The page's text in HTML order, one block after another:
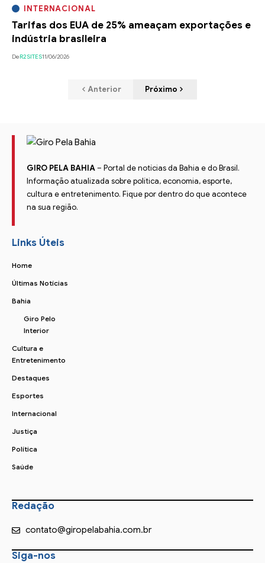
INTERNACIONAL
Tarifas dos EUA de 25% ameaçam exportações e
indústria brasileira
DeR2SITES11/06/2026
Anterior Próximo
GIRO PELA BAHIA– Portal de notícias da Bahia e do Brasil.
Informação atualizada sobre política, economia, esporte,
cultura e entretenimento. Fique por dentro do que acontece
na sua região.
Links Úteis
Home
Últimas Notícias
Bahia
Giro Pelo
Interior
Cultura e
Entretenimento
Destaques
Esportes
Internacional
Justiça
Política
Saúde
Redação
contato@giropelabahia.com.br
Siga-nos